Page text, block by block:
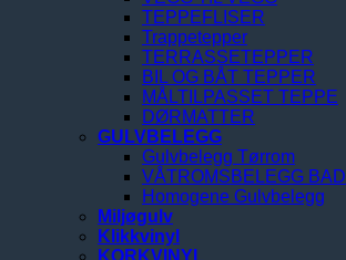
TEPPEFLISER
Trappetepper
TERRASSETEPPER
BIL OG BÅT TEPPER
MÅLTILPASSET TEPPE
DØRMATTER
GULVBELEGG
Gulvbelegg Tørrom
VÅTROMSBELEGG BAD
Homogene Gulvbelegg
Miljøgulv
Klikkvinyl
KORKVINYL